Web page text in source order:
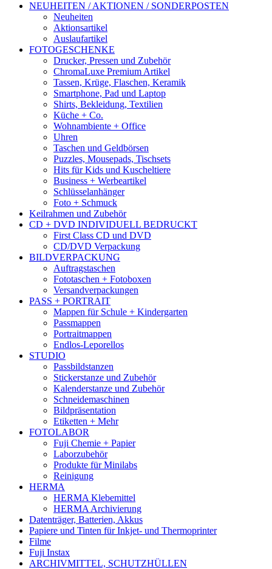
NEUHEITEN / AKTIONEN / SONDERPOSTEN
Neuheiten
Aktionsartikel
Auslaufartikel
FOTOGESCHENKE
Drucker, Pressen und Zubehör
ChromaLuxe Premium Artikel
Tassen, Krüge, Flaschen, Keramik
Smartphone, Pad und Laptop
Shirts, Bekleidung, Textilien
Küche + Co.
Wohnambiente + Office
Uhren
Taschen und Geldbörsen
Puzzles, Mousepads, Tischsets
Hits für Kids und Kuscheltiere
Business + Werbeartikel
Schlüsselanhänger
Foto + Schmuck
Keilrahmen und Zubehör
CD + DVD INDIVIDUELL BEDRUCKT
First Class CD und DVD
CD/DVD Verpackung
BILDVERPACKUNG
Auftragstaschen
Fototaschen + Fotoboxen
Versandverpackungen
PASS + PORTRAIT
Mappen für Schule + Kindergarten
Passmappen
Portraitmappen
Endlos-Leporellos
STUDIO
Passbildstanzen
Stickerstanze und Zubehör
Kalenderstanze und Zubehör
Schneidemaschinen
Bildpräsentation
Etiketten + Mehr
FOTOLABOR
Fuji Chemie + Papier
Laborzubehör
Produkte für Minilabs
Reinigung
HERMA
HERMA Klebemittel
HERMA Archivierung
Datenträger, Batterien, Akkus
Papiere und Tinten für Inkjet- und Thermoprinter
Filme
Fuji Instax
ARCHIVMITTEL, SCHUTZHÜLLEN